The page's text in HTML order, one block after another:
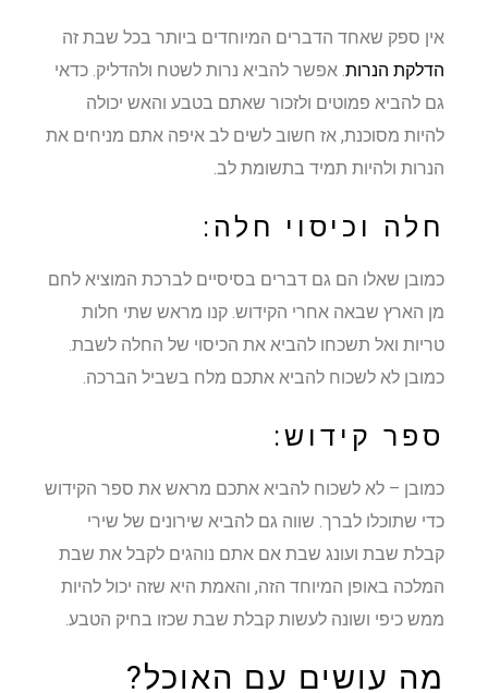
אין ספק שאחד הדברים המיוחדים ביותר בכל שבת זה
הדלקת הנרות. אפשר להביא נרות לשטח ולהדליק. כדאי
גם להביא פמוטים ולזכור שאתם בטבע והאש יכולה
להיות מסוכנת, אז חשוב לשים לב איפה אתם מניחים את
הנרות ולהיות תמיד בתשומת לב.
חלה וכיסוי חלה:
כמובן שאלו הם גם דברים בסיסיים לברכת המוציא לחם
מן הארץ שבאה אחרי הקידוש. קנו מראש שתי חלות
טריות ואל תשכחו להביא את הכיסוי של החלה לשבת.
כמובן לא לשכוח להביא אתכם מלח בשביל הברכה.
ספר קידוש:
כמובן – לא לשכוח להביא אתכם מראש את ספר הקידוש
כדי שתוכלו לברך. שווה גם להביא שירונים של שירי
קבלת שבת ועונג שבת אם אתם נוהגים לקבל את שבת
המלכה באופן המיוחד הזה, והאמת היא שזה יכול להיות
ממש כיפי ושונה לעשות קבלת שבת שכזו בחיק הטבע.
מה עושים עם האוכל?